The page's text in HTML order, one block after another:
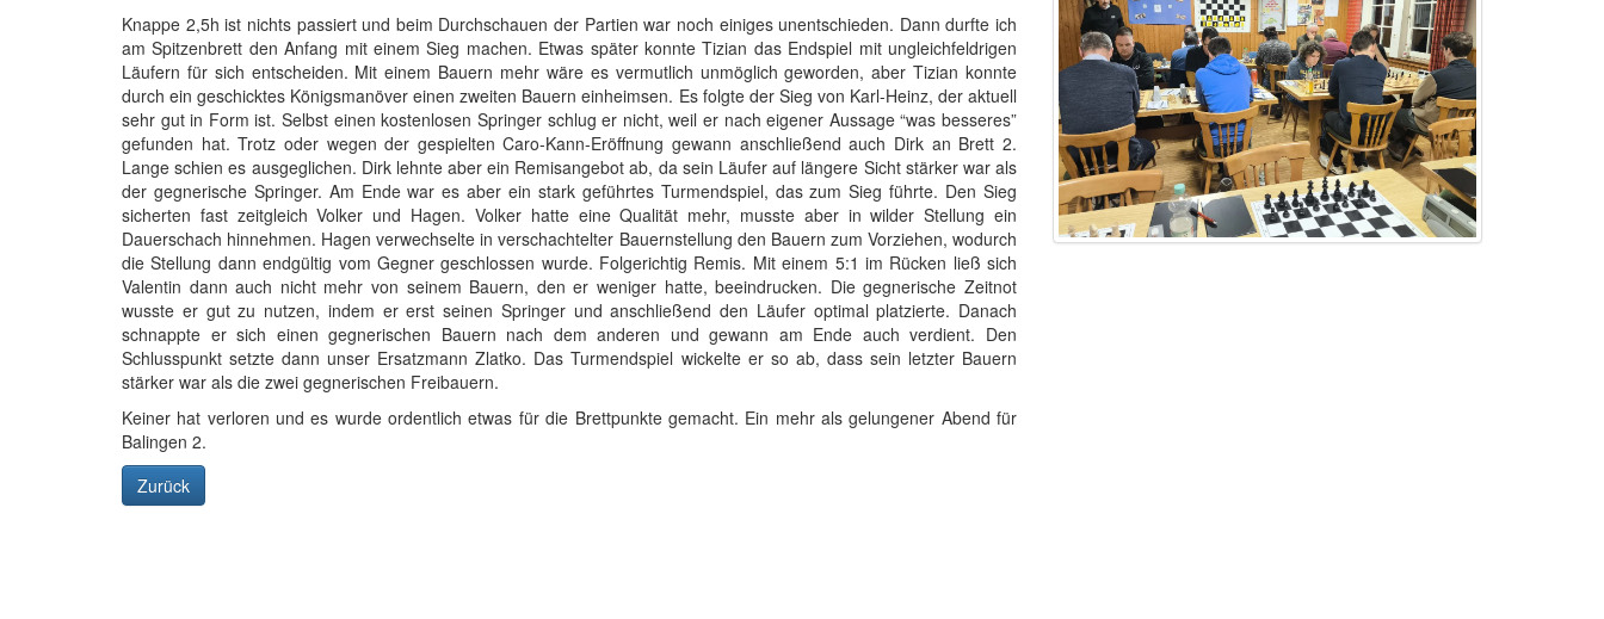
Knappe 2,5h ist nichts passiert und beim Durchschauen der Partien war noch einiges unentschieden. Dann durfte ich
am Spitzenbrett den Anfang mit einem Sieg machen. Etwas später konnte Tizian das Endspiel mit ungleichfeldrigen
Läufern für sich entscheiden. Mit einem Bauern mehr wäre es vermutlich unmöglich geworden, aber Tizian konnte
durch ein geschicktes Königsmanöver einen zweiten Bauern einheimsen. Es folgte der Sieg von Karl-Heinz, der aktuell
sehr gut in Form ist. Selbst einen kostenlosen Springer schlug er nicht, weil er nach eigener Aussage “was besseres”
gefunden hat. Trotz oder wegen der gespielten Caro-Kann-Eröffnung gewann anschließend auch Dirk an Brett 2.
Lange schien es ausgeglichen. Dirk lehnte aber ein Remisangebot ab, da sein Läufer auf längere Sicht stärker war als
der gegnerische Springer. Am Ende war es aber ein stark geführtes Turmendspiel, das zum Sieg führte. Den Sieg
sicherten fast zeitgleich Volker und Hagen. Volker hatte eine Qualität mehr, musste aber in wilder Stellung ein
Dauerschach hinnehmen. Hagen verwechselte in verschachtelter Bauernstellung den Bauern zum Vorziehen, wodurch
die Stellung dann endgültig vom Gegner geschlossen wurde. Folgerichtig Remis. Mit einem 5:1 im Rücken ließ sich
Valentin dann auch nicht mehr von seinem Bauern, den er weniger hatte, beeindrucken. Die gegnerische Zeitnot
wusste er gut zu nutzen, indem er erst seinen Springer und anschließend den Läufer optimal platzierte. Danach
schnappte er sich einen gegnerischen Bauern nach dem anderen und gewann am Ende auch verdient. Den
Schlusspunkt setzte dann unser Ersatzmann Zlatko. Das Turmendspiel wickelte er so ab, dass sein letzter Bauern
stärker war als die zwei gegnerischen Freibauern.
Keiner hat verloren und es wurde ordentlich etwas für die Brettpunkte gemacht. Ein mehr als gelungener Abend für
Balingen 2.
Zurück